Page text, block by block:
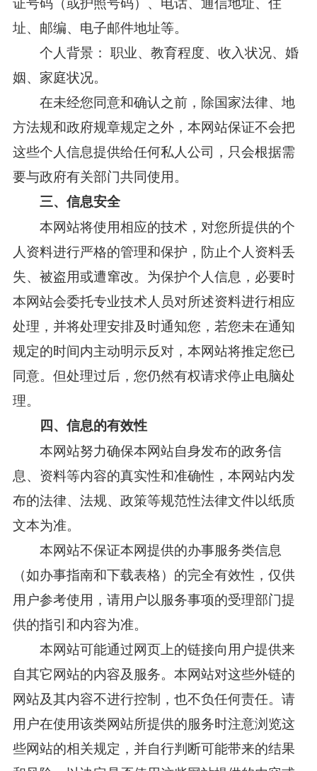
址、邮编、电子邮件地址等。
个人背景： 职业、教育程度、收入状况、婚
姻、家庭状况。
在未经您同意和确认之前，除国家法律、地
方法规和政府规章规定之外，本网站保证不会把
这些个人信息提供给任何私人公司，只会根据需
要与政府有关部门共同使用。
三、信息安全
本网站将使用相应的技术，对您所提供的个
人资料进行严格的管理和保护，防止个人资料丢
失、被盗用或遭窜改。为保护个人信息，必要时
本网站会委托专业技术人员对所述资料进行相应
处理，并将处理安排及时通知您，若您未在通知
规定的时间内主动明示反对，本网站将推定您已
同意。但处理过后，您仍然有权请求停止电脑处
理。
四、信息的有效性
本网站努力确保本网站自身发布的政务信
息、资料等内容的真实性和准确性，本网站内发
布的法律、法规、政策等规范性法律文件以纸质
文本为准。
本网站不保证本网提供的办事服务类信息
（如办事指南和下载表格）的完全有效性，仅供
用户参考使用，请用户以服务事项的受理部门提
供的指引和内容为准。
本网站可能通过网页上的链接向用户提供来
自其它网站的内容及服务。本网站对这些外链的
网站及其内容不进行控制，也不负任何责任。请
用户在使用该类网站所提供的服务时注意浏览这
些网站的相关规定，并自行判断可能带来的结果